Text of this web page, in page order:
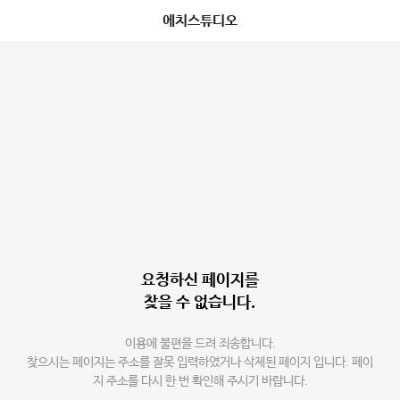
에치스튜디오
요청하신 페이지를
찾을 수 없습니다.
이용에 불편을 드려 죄송합니다.
찾으시는 페이지는 주소를 잘못 입력하였거나 삭제된 페이지 입니다. 페이
지 주소를 다시 한 번 확인해 주시기 바랍니다.